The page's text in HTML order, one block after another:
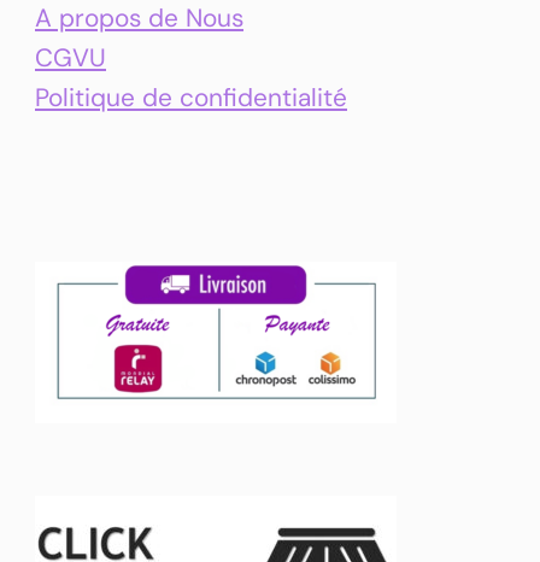
A propos de Nous
CGVU
Politique de confidentialité